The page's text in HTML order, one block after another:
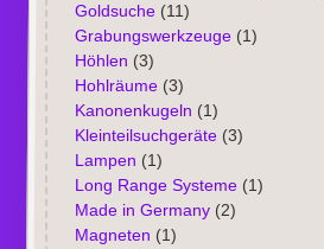
Goldsuche(11)
Grabungswerkzeuge(1)
Höhlen (3)
Hohlräume(3)
Kanonenkugeln (1)
Kleinteilsuchgeräte(3)
Lampen (1)
Long Range Systeme(1)
Made in Germany(2)
Magneten (1)